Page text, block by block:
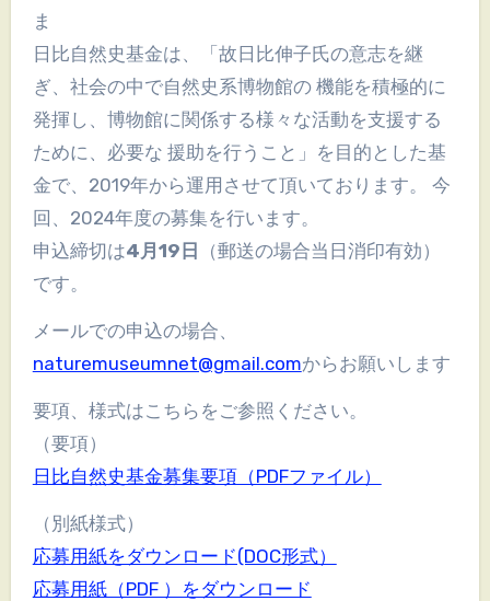
ま
日比自然史基金は、「故日比伸子氏の意志を継
ぎ、社会の中で自然史系博物館の 機能を積極的に
発揮し、博物館に関係する様々な活動を支援する
ために、必要な 援助を行うこと」を目的とした基
金で、2019年から運用させて頂いております。 今
回、2024年度の募集を行います。
申込締切は4月19日 （郵送の場合当日消印有効）
です。
メールでの申込の場合、
naturemuseumnet@gmail.comからお願いします
要項、様式はこちらをご参照ください。
（要項）
日比自然史基金募集要項（PDFファイル）
（別紙様式）
応募用紙をダウンロード(DOC形式）
応募用紙（PDF ）をダウンロード